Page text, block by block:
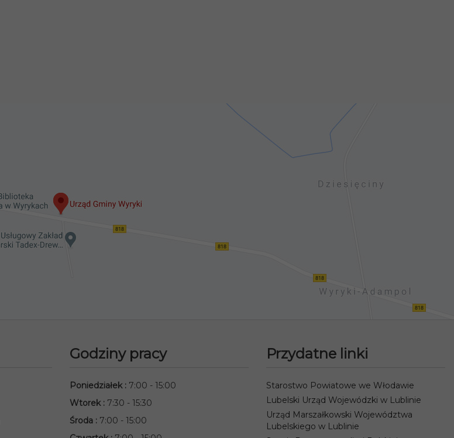
Godziny pracy
Poniedziałek: 7:00 - 15:00
Wtorek: 7:30 - 15:30
Środa : 7:00 - 15:00
Przydatne linki
Starostwo Powiatowe we Włodawie
Lubelski Urząd Wojewódzki w Lublinie
Urząd Marszałkowski Województwa
Lubelskiego w Lublinie